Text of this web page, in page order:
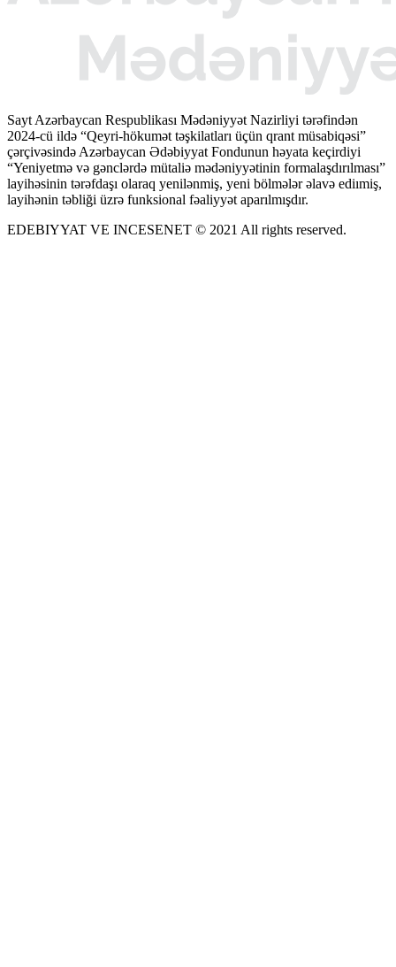
Sayt Azərbaycan Respublikası Mədəniyyət Nazirliyi tərəfindən
2024-cü ildə “Qeyri-hökumət təşkilatları üçün qrant müsabiqəsi”
çərçivəsində Azərbaycan Ədəbiyyat Fondunun həyata keçirdiyi
“Yeniyetmə və gənclərdə mütaliə mədəniyyətinin formalaşdırılması”
layihəsinin tərəfdaşı olaraq yenilənmiş, yeni bölmələr əlavə ediımiş,
layihənin təbliği üzrə funksional fəaliyyət aparılmışdır.
EDEBIYYAT VE INCESENET © 2021 All rights reserved.